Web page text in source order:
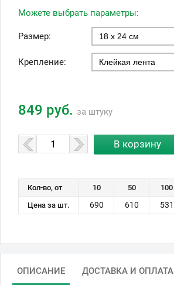
Можете выбрать параметры:
Размер:
Крепление:
849 руб. за штуку
Кол-во, от 10 50
100
Цена за шт.
690 610 531
ОПИСАНИЕ ДОСТАВКА И ОПЛАТА